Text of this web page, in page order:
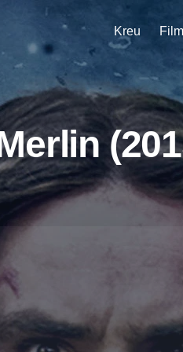
Kreu